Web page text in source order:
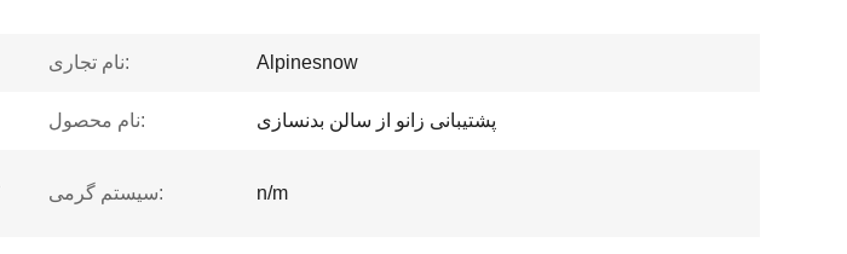
نام تجاری: Alpinesnow
نام محصول: پشتیبانی زانو از سالن بدنسازی
سیستم گرمی: n/m